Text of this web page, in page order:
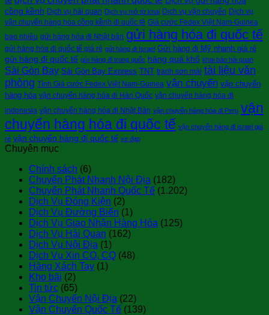
cồng kềnh Dịch vụ hải quan Dịch vụ mở tờ khai Dịch vụ vận chuyển Dịch vụ
vận chuyển hàng hóa cồng kềnh đi quốc tê Giá cước Fedex Việt Nam-Guinea
bao nhiêu gửi hàng hóa đi Nhật bản gửi hàng hóa đi quốc tế
gửi hàng hóa đi quốc tế giá rẻ gửi hàng đi Israel Gửi hàng đi Mỹ nhanh giá rẻ
gửi hàng đi quốc tế gửi hàng đi trung quốc hàng quá khổ khai báo hải quan
Sài Gòn Bay Sài Gòn Bay Express TNT tranh sơn mài tài liệu văn
phòng Tính Giá cước Fedex Việt Nam-Guinea vận chuyển vận chuyển
hàng hóa vận chuyển hàng hóa đi Hàn Quốc vận chuyển hàng hóa đi
indonesia vận chuyển hàng hóa đi Nhật Bản vận chuyển hàng hóa đi Peru vận
chuyển hàng hóa đi quốc tế vận chuyển hàng đi israel giá
rẻ vận chuyển hàng đi quốc tế xe đạp
Chuyên mục
Chính sách (6)
Chuyển Phát Nhanh Nội Địa (182)
Chuyển Phát Nhanh Quốc Tế (1.202)
Dịch Vụ Đóng Kiện (2)
Dịch Vụ Đường Biển (1)
Dịch Vụ Giao Nhận Hàng Hóa (125)
Dịch Vụ Hải Quan (162)
Dịch Vụ Nội Địa (1)
Dịch Vụ Xin CO, CQ (48)
Hàng Xách Tay (1)
Kho bãi (2)
Tin tức (65)
Vận Chuyển Nội Địa (22)
Vận Chuyển Quốc Tế (139)